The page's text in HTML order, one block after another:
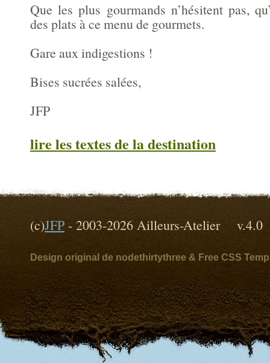
Que les plus gourmands n’hésitent pas,
des plats à ce menu de gourmets.
Gare aux indigestions !
Bises sucrées salées,
JFP
lire les textes de la destination
(c)JFP - 2003-2026 Ailleurs-Atelier
Design original de nodethirtythree & Free CSS